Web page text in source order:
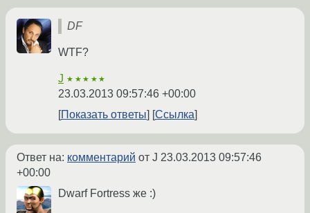
DF
WTF?
J ★★★★★
23.03.2013 09:57:46 +00:00
Показать ответы
Ссылка
Ответ на: комментарий от J 23.03.2013 09:57:46
+00:00
Dwarf Fortress же :)